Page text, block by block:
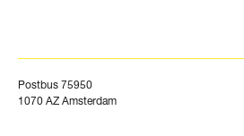
Postbus 75950
1070 AZ Amsterdam